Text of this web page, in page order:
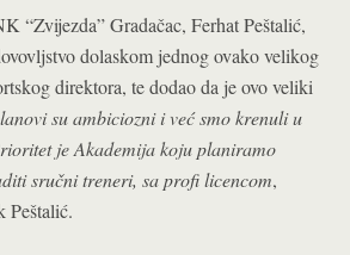
“Zvijezda” Gradačac, Ferhat Peštalić,
dolaskom jednog ovako velikog
direktora, te dodao da je ovo veliki
su ambiciozni i već smo krenuli u
je Akademija koju planiramo
sručni treneri, sa profi licencom,
Peštalić.